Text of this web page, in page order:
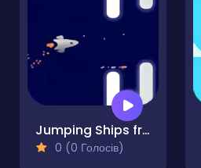
Jumping Ships from Outer Space
0 (0 Голосів)